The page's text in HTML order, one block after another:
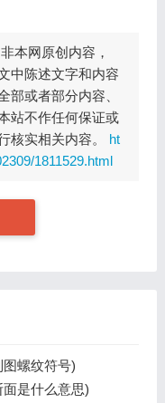
本网原创内容，
中陈述文字和内容
部或者部分内容、
站不作任何保证或
核实相关内容。 ht
1811529.html
螺纹符号)
是什么意思)